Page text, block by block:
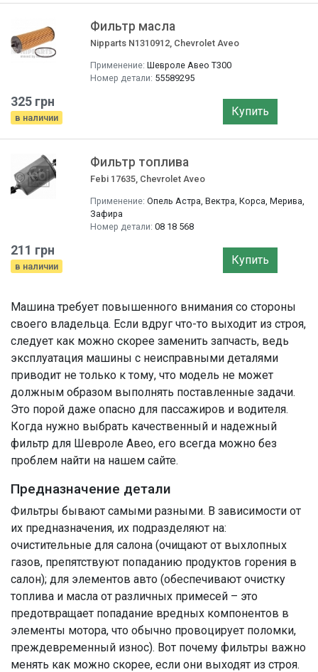
Фильтр маслa
Nipparts N1310912, Chevrolet Aveo
Применение: Шевроле Авео Т300
Номер детали: 55589295
325 грн
в наличии Купить
Фильтр топлива
Febi 17635, Chevrolet Aveo
Применение: Опель Астра, Вектра, Корса, Мерива,
Зафира
Номер детали: 08 18 568
211 грн
в наличии Купить
Машина требует повышенного внимания со стороны
своего владельца. Если вдруг что-то выходит из строя,
следует как можно скорее заменить запчасть, ведь
эксплуатация машины с неисправными деталями
приводит не только к тому, что модель не может
должным образом выполнять поставленные задачи.
Это порой даже опасно для пассажиров и водителя.
Когда нужно выбрать качественный и надежный
фильтр для Шевроле Авео, его всегда можно без
проблем найти на нашем сайте.
Предназначение детали
Фильтры бывают самыми разными. В зависимости от
их предназначения, их подразделяют на:
очистительные для салона (очищают от выхлопных
газов, препятствуют попаданию продуктов горения в
салон); для элементов авто (обеспечивают очистку
топлива и масла от различных примесей – это
предотвращает попадание вредных компонентов в
элементы мотора, что обычно провоцирует поломки,
преждевременный износ). Вот почему фильтры важно
менять как можно скорее, если они выходят из строя.